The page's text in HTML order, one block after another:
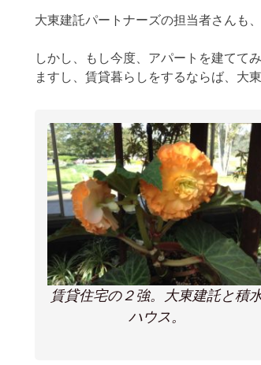
大東建託パートナーズの担当者さんも
しかし、もし今度、アパートを建てて
ますし、賃貸暮らしをするならば、大
賃貸住宅の２強。大東建託と積
ハウス。